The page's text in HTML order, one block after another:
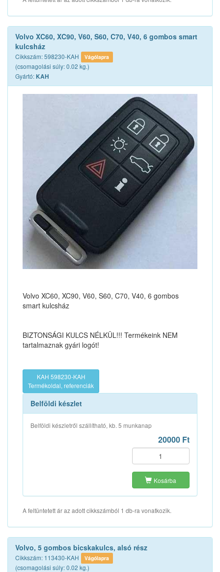
Volvo XC60, XC90, V60, S60, C70, V40, 6 gombos smart
kulcsház
Cikkszám: 598230-KAH Vágólapra
(csomagolási súly: 0.02 kg.)
Gyártó: KAH
Volvo XC60, XC90, V60, S60, C70, V40, 6 gombos
smart kulcsház
BIZTONSÁGI KULCS NÉLKÜL!!! Termékeink NEM
tartalmaznak gyári logót!
KAH 598230-KAH
Termékoldal, referenciák
Belföldi készlet
Belföldi készletről szállítható, kb. 5 munkanap
20000 Ft
Kosárba
A feltüntetett ár az adott cikkszámból 1 db-ra vonatkozik.
Volvo, 5 gombos bicskakulcs, alsó rész
Cikkszám: 113430-KAH Vágólapra
(csomagolási súly: 0.02 kg.)